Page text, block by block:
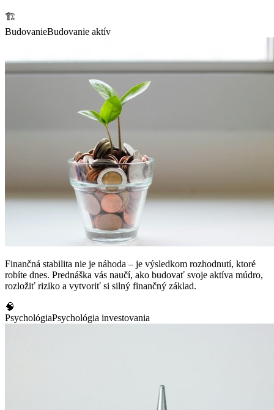
🏗️
BudovanieBudovanie aktív
Finančná stabilita nie je náhoda – je výsledkom rozhodnutí, ktoré
robíte dnes. Prednáška vás naučí, ako budovať svoje aktíva múdro,
rozložiť riziko a vytvoriť si silný finančný základ.
🧠
PsychológiaPsychológia investovania